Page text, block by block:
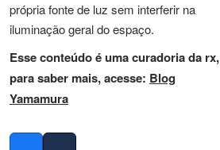
própria fonte de luz sem interferir na
iluminação geral do espaço.
Esse conteúdo é uma curadoria da rx,
para saber mais, acesse: Blog
Yamamura